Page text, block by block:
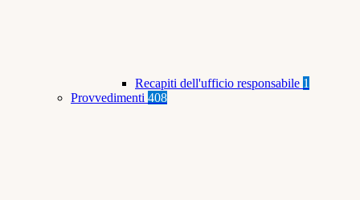
Recapiti dell'ufficio responsabile 1
Provvedimenti 408